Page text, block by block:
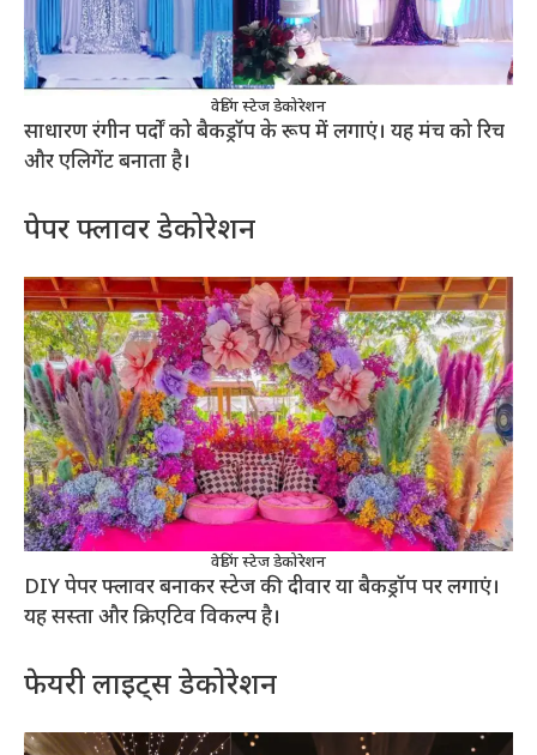
वेडिंग स्टेज डेकोरेशन
साधारण रंगीन पर्दों को बैकड्रॉप के रूप में लगाएं। यह मंच को रिच
और एलिगेंट बनाता है।
पेपर फ्लावर डेकोरेशन
वेडिंग स्टेज डेकोरेशन
DIY पेपर फ्लावर बनाकर स्टेज की दीवार या बैकड्रॉप पर लगाएं।
यह सस्ता और क्रिएटिव विकल्प है।
फेयरी लाइट्स डेकोरेशन